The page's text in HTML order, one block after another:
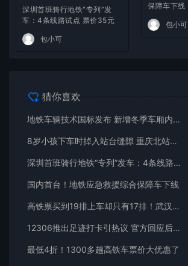
深圳首班骑行地铁“专列”发
车：4条线路试点 票价35元
包小可
保障车下线
包小可
猜你喜欢
地铁车辆技术国标发布 新增冬季车厢内温度要求
8岁小孩下车时掉入站台缝隙 重庆北站回应：孩子救上来了
深圳首班骑行地铁“专列”发车：4条线路试点 票价35元
国内首台！地铁应急救援综合保障车下线
高铁票买到19排上车却只有17排！武汉客运段发布情况说明
12306推出足迹打卡引热议 官方回应后 网友：感觉很鸡肋
最低4折！1300多趟高铁车票价大优惠了